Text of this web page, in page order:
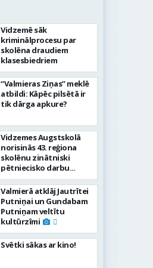
Vidzemē sāk
kriminālprocesu par
skolēna draudiem
klasesbiedriem
“Valmieras Ziņas” meklē
atbildi: Kāpēc pilsētā ir
tik dārga apkure?
Vidzemes Augstskolā
norisinās 43. reģiona
skolēnu zinātniski
pētniecisko darbu
konference
Valmierā atklāj Jautrītei
Putniņai un Gundabam
Putniņam veltītu
kultūrzīmi
Svētki sākas ar kino!